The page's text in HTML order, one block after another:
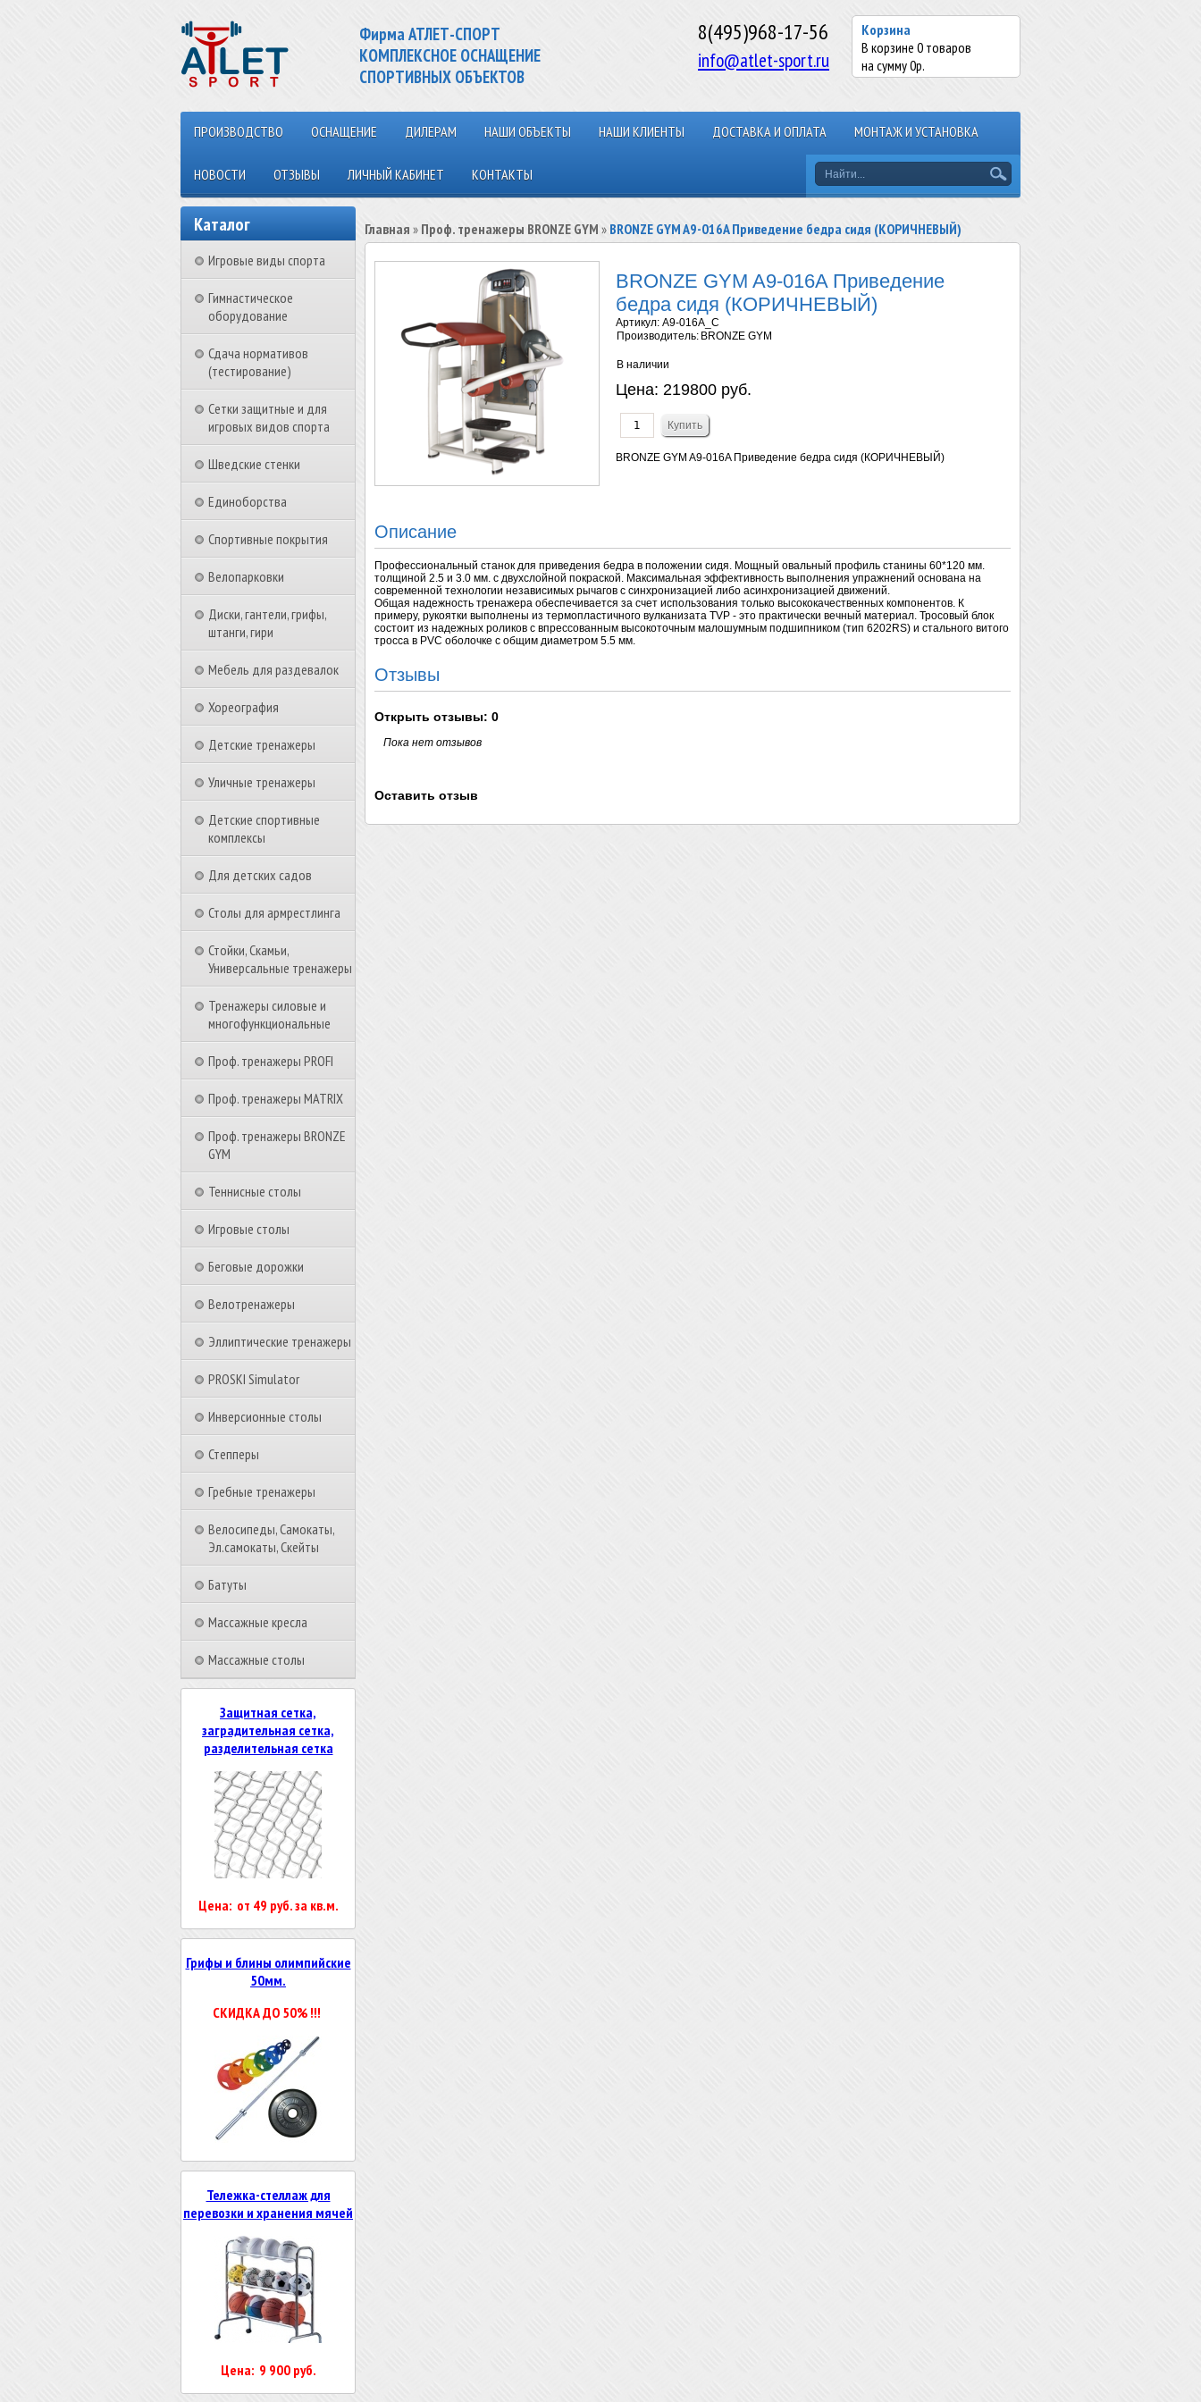
Фирма АТЛЕТ-СПОРТ
КОМПЛЕКСНОЕ ОСНАЩЕНИЕ
СПОРТИВНЫХ ОБЪЕКТОВ
Корзина
В корзине 0 товаров
на сумму0р.
8(495)968-17-56
info@atlet-sport.ru
ПРОИЗВОДСТВО ОСНАЩЕНИЕ ДИЛЕРАМ НАШИ ОБЪЕКТЫ НАШИ КЛИЕНТЫ ДОСТАВКА И ОПЛАТА МОНТАЖ И УСТАНОВКА
НОВОСТИ ОТЗЫВЫ ЛИЧНЫЙ КАБИНЕТ КОНТАКТЫ
Каталог
Игровые виды спорта
Гимнастическое
оборудование
Сдача нормативов
(тестирование)
Сетки защитные и для
игровых видов спорта
Шведские стенки
Единоборства
Спортивные покрытия
Велопарковки
Диски, гантели, грифы,
штанги, гири
Мебель для раздевалок
Хореография
Детские тренажеры
Уличные тренажеры
Детские спортивные
комплексы
Для детских садов
Столы для армрестлинга
Стойки, Скамьи,
Универсальные тренажеры
Тренажеры силовые и
многофункциональные
Проф. тренажеры PROFI
Проф. тренажеры MATRIX
Проф. тренажеры BRONZE
GYM
Теннисные столы
Игровые столы
Беговые дорожки
Велотренажеры
Эллиптические тренажеры
PROSKI Simulator
Инверсионные столы
Степперы
Гребные тренажеры
Велосипеды, Самокаты,
Эл.самокаты, Скейты
Батуты
Массажные кресла
Массажные столы
Защитная сетка,
заградительная сетка,
разделительная сетка
Цена: от 49 руб. за кв.м.
Грифы и блины олимпийские
50мм.
СКИДКА ДО 50% !!!
Тележка-стеллаж для
перевозки и хранения мячей
Цена: 9 900 руб.
Главная » Проф. тренажеры BRONZE GYM » BRONZE GYM A9-016A Приведение бедра сидя (КОРИЧНЕВЫЙ)
BRONZE GYM A9-016A Приведение
бедра сидя (КОРИЧНЕВЫЙ)
Артикул: A9-016A_C
Производитель: BRONZE GYM
В наличии
Цена: 219800 руб.
BRONZE GYM A9-016A Приведение бедра сидя (КОРИЧНЕВЫЙ)
Описание
Профессиональный станок для приведения бедра в положении сидя. Мощный овальный профиль станины 60*120 мм.
толщиной 2.5 и 3.0 мм. с двухслойной покраской. Максимальная эффективность выполнения упражнений основана на
современной технологии независимых рычагов с синхронизацией либо асинхронизацией движений.
Общая надежность тренажера обеспечивается за счет использования только высококачественных компонентов. К
примеру, рукоятки выполнены из термопластичного вулканизата TVP - это практически вечный материал. Тросовый блок
состоит из надежных роликов с впрессованным высокоточным малошумным подшипником (тип 6202RS) и стального витого
тросса в PVC оболочке с общим диаметром 5.5 мм.
Отзывы
Открыть отзывы: 0
Пока нет отзывов
Оставить отзыв